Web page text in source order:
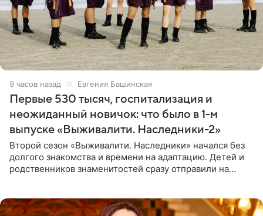
9 часов назад Евгения Башинская
Первые 530 тысяч, госпитализация и
неожиданный новичок: что было в 1-м
выпуске «Выживалити. Наследники-2»
Второй сезон «Выживалити. Наследники» начался без
долгого знакомства и времени на адаптацию. Детей и
родственников знаменитостей сразу отправили на